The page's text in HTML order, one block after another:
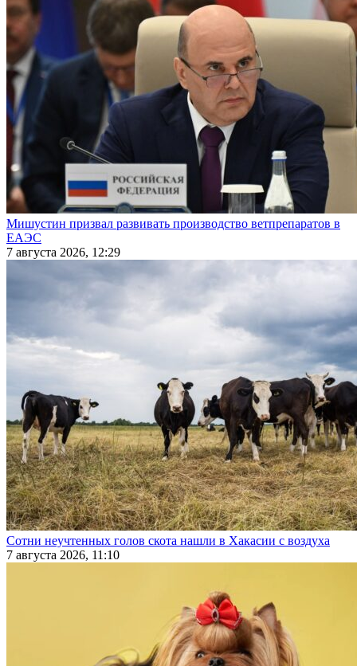
Мишустин призвал развивать производство ветпрепаратов в
ЕАЭС
7 августа 2026, 12:29
Сотни неучтенных голов скота нашли в Хакасии с воздуха
7 августа 2026, 11:10